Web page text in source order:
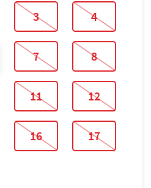
3 4
7 8
11 12
16 17